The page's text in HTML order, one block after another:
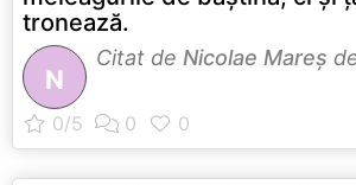
tronează.
N
Citat de Nicolae Mareș